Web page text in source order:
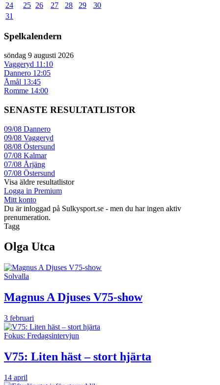
24
25 26 27 28 29
30
31
Spelkalendern
söndag 9 augusti 2026
Vaggeryd 11:10
Dannero 12:05
Åmål 13:45
Romme 14:00
SENASTE RESULTATLISTOR
09/08 Dannero
09/08 Vaggeryd
08/08 Östersund
07/08 Kalmar
07/08 Årjäng
07/08 Östersund
Visa äldre resultatlistor
Logga in Premium
Mitt konto
Du är inloggad på Sulkysport.se - men du har ingen aktiv
prenumeration.
Tagg
Olga Utca
Solvalla
Magnus A Djuses V75-show
3 februari
Fokus: Fredagsintervjun
V75: Liten häst – stort hjärta
14 april